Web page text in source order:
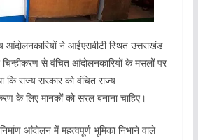
आंदोलनकारियों ने आईएसबीटी स्थित उत्तराखंड
से वंचित आंदोलनकारियों के मसलों पर
कि राज्य सरकार को वंचित राज्य
के लिए मानकों को सरल बनाना चाहिए।
आंदोलन में महत्वपूर्ण भूमिका निभाने वाले